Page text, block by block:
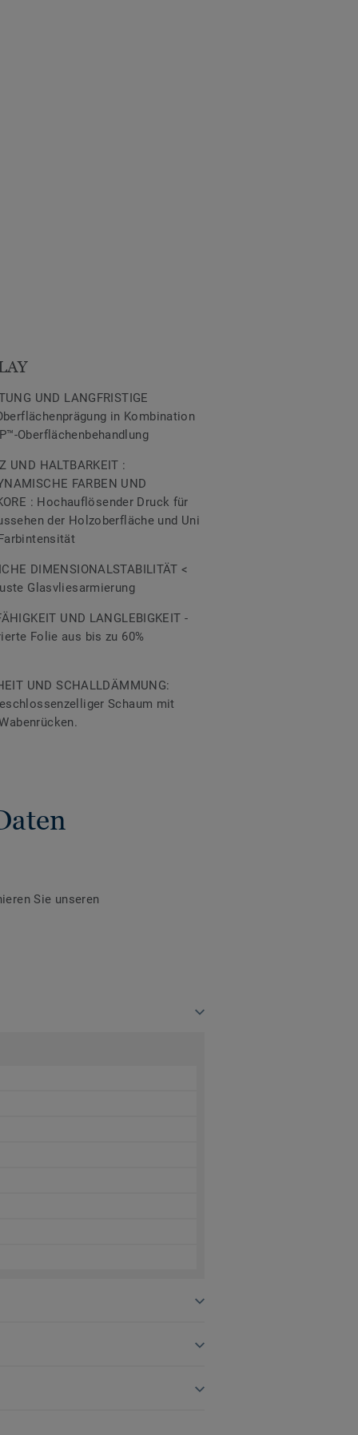
UND LANGFRISTIGE
in Kombination
Oberflächenbehandlung
UND HALTBARKEIT :
FARBEN UND
: Hochauflösender Druck für
der Holzoberfläche und Uni
DIMENSIONALSTABILITÄT <
Glasvliesarmierung
UND LANGLEBIGKEIT -
Folie aus bis zu 60%
UND SCHALLDÄMMUNG:
Schaum mit
Sie unseren